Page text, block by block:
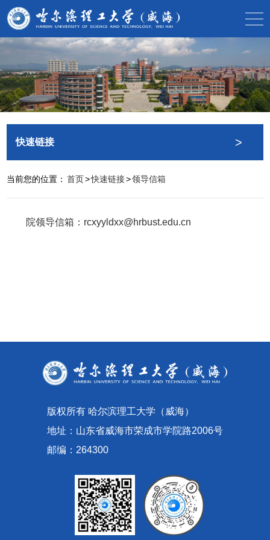
快速链接 >
当前您的位置： 首页>快速链接>领导信箱
院领导信箱：rcxyyldxx@hrbust.edu.cn
版权所有 哈尔滨理工大学（威海）
地址：山东省威海市荣成市学院路2006号
邮编：264300